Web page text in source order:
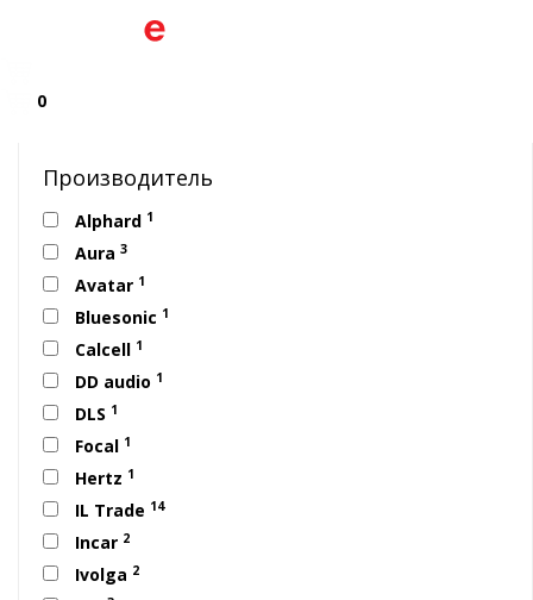
0
Производитель
Alphard 1
Aura 3
Avatar 1
Bluesonic 1
Calcell 1
DD audio 1
DLS 1
Focal 1
Hertz 1
IL Trade 14
Incar 2
Ivolga 2